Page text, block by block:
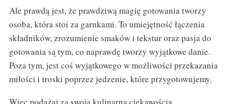
Ale prawdą jest, że prawdziwą magię gotowania tworzy
osoba, która stoi za garnkami. To umiejętność łączenia
składników, zrozumienie smaków i tekstur oraz pasja do
gotowania są tym, co naprawdę tworzy wyjątkowe danie.
Poza tym, jest coś wyjątkowego w możliwości przekazania
miłości i troski poprzez jedzenie, które przygotowujemy.